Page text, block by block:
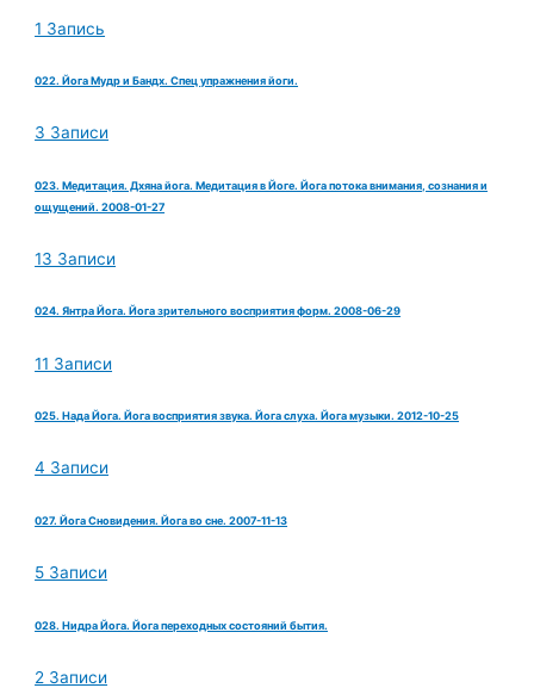
1 Запись
022. Йога Мудр и Бандх. Спец упражнения йоги.
3 Записи
023. Медитация. Дхяна йога. Медитация в Йоге. Йога потока внимания, сознания и
ощущений. 2008-01-27
13 Записи
024. Янтра Йога. Йога зрительного восприятия форм. 2008-06-29
11 Записи
025. Нада Йога. Йога восприятия звука. Йога слуха. Йога музыки. 2012-10-25
4 Записи
027. Йога Сновидения. Йога во сне. 2007-11-13
5 Записи
028. Нидра Йога. Йога переходных состояний бытия.
2 Записи